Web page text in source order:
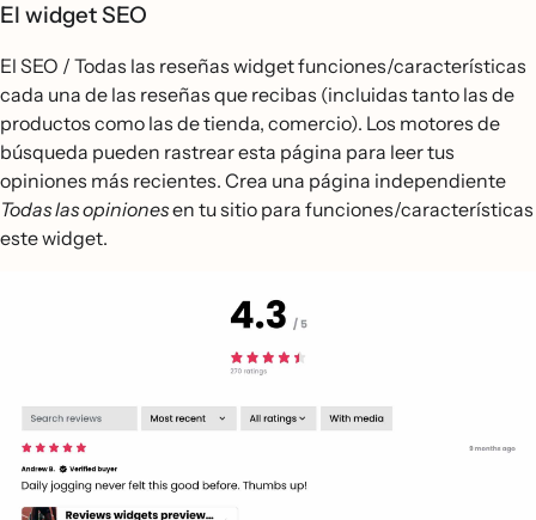
El widget SEO
El SEO / Todas las reseñas widget funciones/características
cada una de las reseñas que recibas (incluidas tanto las de
productos como las de tienda, comercio). Los motores de
búsqueda pueden rastrear esta página para leer tus
opiniones más recientes. Crea una página independiente
Todas las opinionesen tu sitio para funciones/características
este widget.